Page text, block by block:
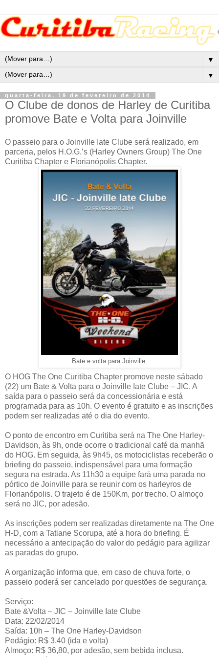
▼
▼
quarta-feira, 19 de fevereiro de 2014
O Clube de donos de Harley de Curitiba
promove Bate e Volta para Joinville
O passeio para o Joinville Iate Clube será realizado, em
parceria, pelos H.O.G.’s (Harley Owners Group) The One
Curitiba Chapter e Florianópolis Chapter.
Bate e volta para Joinville.
O HOG The One Curitiba Chapter promove neste sábado
(22) um Bate & Volta para o Joinville Iate Clube – JIC. A
saída para o passeio será da concessionária e está
programada para as 10h. O evento é gratuito e as inscrições
podem ser realizadas até o dia do evento.
O ponto de encontro em Curitiba será na The One Harley-
Davidson, às 9h, onde ocorre o tradicional café da manhã
do HOG. Em seguida, às 9h45, os motociclistas receberão o
briefing do passeio, indispensável para uma formação
segura na estrada. As 11h30 a equipe fará uma parada no
pórtico de Joinville para se reunir com os harleyros de
Florianópolis. O trajeto é de 150Km, por trecho. O almoço
será no JIC, por adesão.
As inscrições podem ser realizadas diretamente na The One
H-D, com a Tatiane Scorupa, até a hora do briefing. É
necessário a antecipação do valor do pedágio para agilizar
as paradas do grupo.
A organização informa que, em caso de chuva forte, o
passeio poderá ser cancelado por questões de segurança.
Serviço:
Bate &Volta – JIC – Joinville Iate Clube
Data: 22/02/2014
Saída: 10h – The One Harley-Davidson
Pedágio: R$ 3,40 (ida e volta)
Almoço: R$ 36,80, por adesão, sem bebida inclusa.